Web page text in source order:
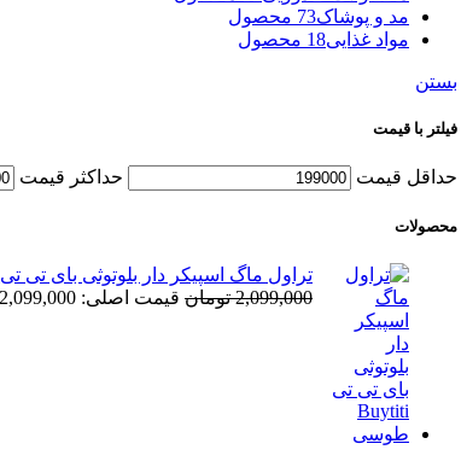
مد و پوشاک73 محصول
مواد غذایی18 محصول
بستن
فیلتر با قیمت
حداقل قیمت حداكثر قيمت
محصولات
تراول ماگ اسپیکر دار بلوتوثی بای تی تی Buytiti طوسی
2,099,000 تومان قیمت اصلی: 2,099,000 تومان بود.